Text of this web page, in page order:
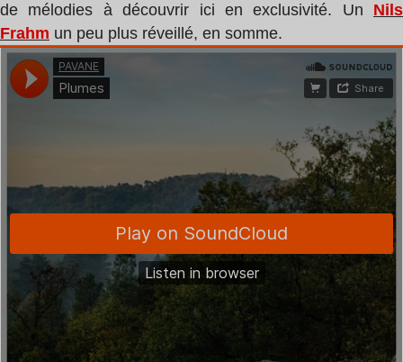
de mélodies à découvrir ici en exclusivité. Un Nils
Frahm un peu plus réveillé, en somme.